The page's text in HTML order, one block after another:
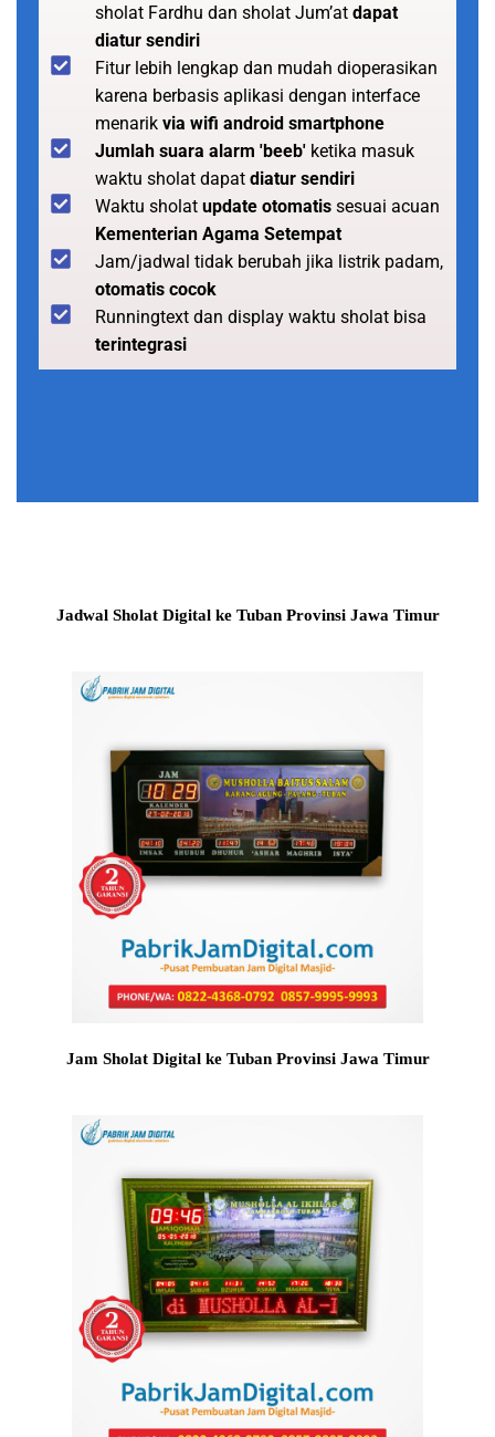
sholat Fardhu dan sholat Jum’at dapat
diatur sendiri
Fitur lebih lengkap dan mudah dioperasikan
karena berbasis aplikasi dengan interface
menarik via wifi android smartphone
Jumlah suara alarm 'beeb' ketika masuk
waktu sholat dapat diatur sendiri
Waktu sholat update otomatis sesuai acuan
Kementerian Agama Setempat
Jam/jadwal tidak berubah jika listrik padam,
otomatis cocok
Runningtext dan display waktu sholat bisa
terintegrasi
Jadwal Sholat Digital ke Tuban Provinsi Jawa Timur
Jam Sholat Digital ke Tuban Provinsi Jawa Timur